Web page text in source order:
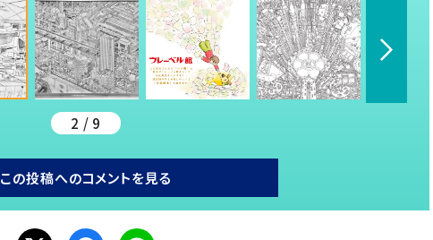
2 / 9
この投稿へのコメントを見る